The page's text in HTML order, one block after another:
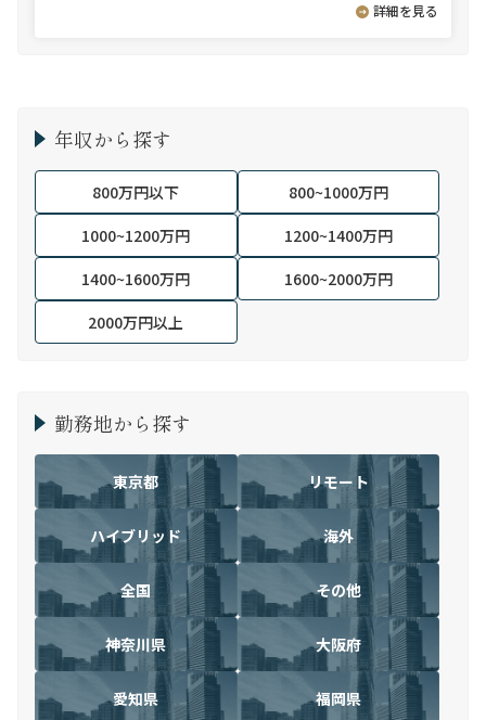
詳細を見る
年収から探す
800万円以下
800~1000万円
1000~1200万円
1200~1400万円
1400~1600万円
1600~2000万円
2000万円以上
勤務地から探す
東京都 リモート
ハイブリッド 海外
全国 その他
神奈川県 大阪府
愛知県 福岡県